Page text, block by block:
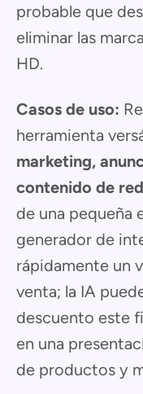
probable que
eliminar las
HD.
Casos de uso:
herramienta
marketing,
contenido de
de una pequeña
generador de
rápidamente un
venta; la IA
descuento este
en una
de productos y